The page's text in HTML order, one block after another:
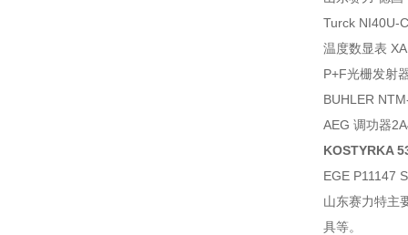
Turck NI40U-
温度数显表
P+F光栅发射
BUHLER
AEG 调功器
KOSTYRKA
EGE P11147
山东赛力特主
具等。